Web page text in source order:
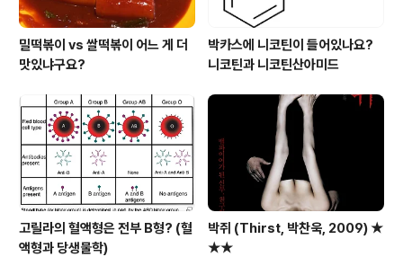
밀떡볶이 vs 쌀떡볶이 어느 게 더
맛있냐구요?
박카스에 니코틴이 들어있나요?
니코틴과 니코틴산아미드
고릴라의 혈액형은 전부 B형? (혈
액형과 당생물학)
박쥐 (Thirst, 박찬욱, 2009) ★
★★